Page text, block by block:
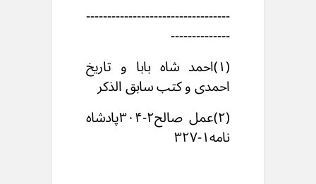
----------------------------------
--------------
(۱)احمد شاه بابا و تاریخ
احمدی و کتب سابق الذکر
(۲)عمل صالح۲-۳۰۴پادشاه
نامه۱-۳۲۷